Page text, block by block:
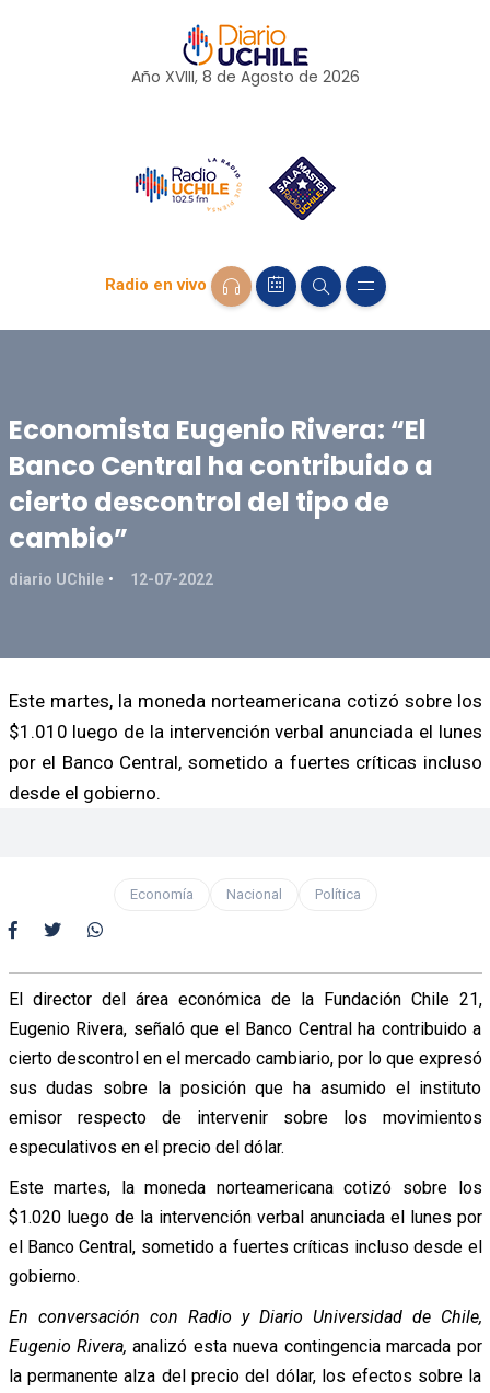
Año XVIII, 8 de Agosto de 2026
Radio en vivo
Economista Eugenio Rivera: “El
Banco Central ha contribuido a
cierto descontrol del tipo de
cambio”
diario UChile 12-07-2022
Este martes, la moneda norteamericana cotizó sobre los
$1.010 luego de la intervención verbal anunciada el lunes
por el Banco Central, sometido a fuertes críticas incluso
desde el gobierno.
Economía Nacional Política
El director del área económica de la Fundación Chile 21,
Eugenio Rivera, señaló que el Banco Central ha contribuido a
cierto descontrol en el mercado cambiario, por lo que expresó
sus dudas sobre la posición que ha asumido el instituto
emisor respecto de intervenir sobre los movimientos
especulativos en el precio del dólar.
Este martes, la moneda norteamericana cotizó sobre los
$1.020 luego de la intervención verbal anunciada el lunes por
el Banco Central, sometido a fuertes críticas incluso desde el
gobierno.
En conversación con Radio y Diario Universidad de Chile,
Eugenio Rivera, analizó esta nueva contingencia marcada por
la permanente alza del precio del dólar, los efectos sobre la